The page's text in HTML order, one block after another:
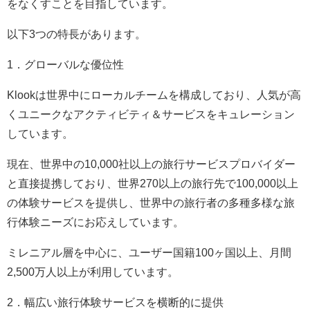
をなくすことを目指しています。
以下3つの特長があります。
1．グローバルな優位性
Klookは世界中にローカルチームを構成しており、人気が高
くユニークなアクティビティ＆サービスをキュレーション
しています。
現在、世界中の10,000社以上の旅行サービスプロバイダー
と直接提携しており、世界270以上の旅行先で100,000以上
の体験サービスを提供し、世界中の旅行者の多種多様な旅
行体験ニーズにお応えしています。
ミレニアル層を中心に、ユーザー国籍100ヶ国以上、月間
2,500万人以上が利用しています。
2．幅広い旅行体験サービスを横断的に提供